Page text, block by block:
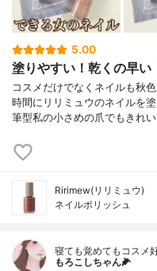
5.00
塗りやすい！乾くの早い
コスメだけでなくネイルも秋
時間にリリミュウのネイルを
筆型私の小さめの爪でもきれ
Ririmew(リリミュウ)
ネイルポリッシュ
寝ても覚めてもコスメ
もろこしちゃん🌽